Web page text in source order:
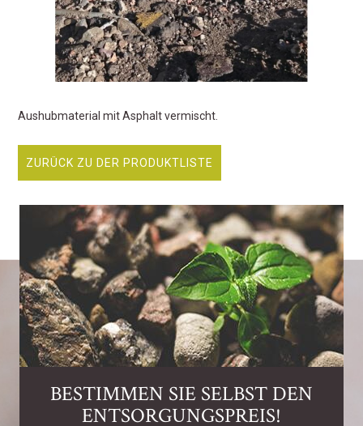
Aushubmaterial mit Asphalt vermischt.
ZURÜCK ZU DER PRODUKTLISTE
BESTIMMEN SIE SELBST DEN
ENTSORGUNGSPREIS!